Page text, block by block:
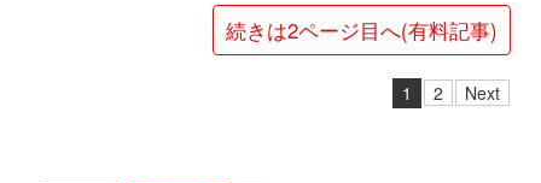
続きは2ページ目へ(有料記事)
1 2 Next